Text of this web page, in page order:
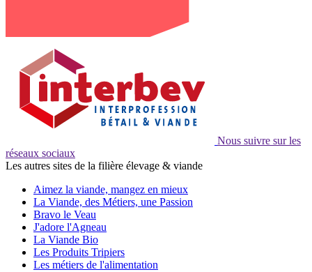
Nous suivre sur les
réseaux sociaux
Les autres sites de la filière élevage & viande
Aimez la viande, mangez en mieux
La Viande, des Métiers, une Passion
Bravo le Veau
J'adore l'Agneau
La Viande Bio
Les Produits Tripiers
Les métiers de l'alimentation